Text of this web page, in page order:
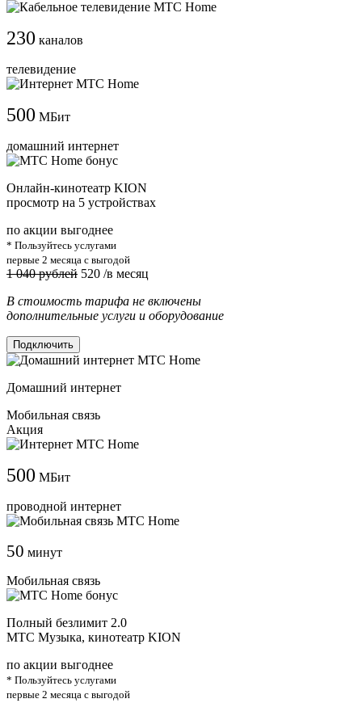
230 каналов
телевидение
500 МБит
домашний интернет
Онлайн-кинотеатр KION
просмотр на 5 устройствах
по акции выгоднее
* Пользуйтесь услугами
первые 2 месяца с выгодой
1 040 рублей 520 /в месяц
В стоимость тарифа не включены
дополнительные услуги и оборудование
Подключить
Домашний интернет
Мобильная связь
Акция
500 МБит
проводной интернет
50 минут
Мобильная связь
Полный безлимит 2.0
МТС Музыка, кинотеатр KION
по акции выгоднее
* Пользуйтесь услугами
первые 2 месяца с выгодой